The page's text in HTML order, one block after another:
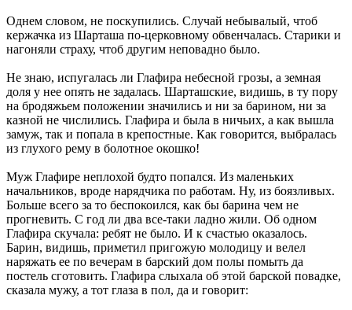
Однем словом, не поскупились. Случай небывалый, чтоб
кержачка из Шарташа по-церковному обвенчалась. Старики и
нагоняли страху, чтоб другим неповадно было.
Не знаю, испугалась ли Глафира небесной грозы, а земная
доля у нее опять не задалась. Шарташские, видишь, в ту пору
на бродяжьем положении значились и ни за барином, ни за
казной не числились. Глафира и была в ничьих, а как вышла
замуж, так и попала в крепостные. Как говорится, выбралась
из глухого рему в болотное окошко!
Муж Глафире неплохой будто попался. Из маленьких
начальников, вроде нарядчика по работам. Ну, из боязливых.
Больше всего за то беспокоился, как бы барина чем не
прогневить. С год ли два все-таки ладно жили. Об одном
Глафира скучала: ребят не было. И к счастью оказалось.
Барин, видишь, приметил пригожую молодицу и велел
наряжать ее по вечерам в барский дом полы помыть да
постель сготовить. Глафира слыхала об этой барской повадке,
сказала мужу, а тот глаза в пол, да и говорит: